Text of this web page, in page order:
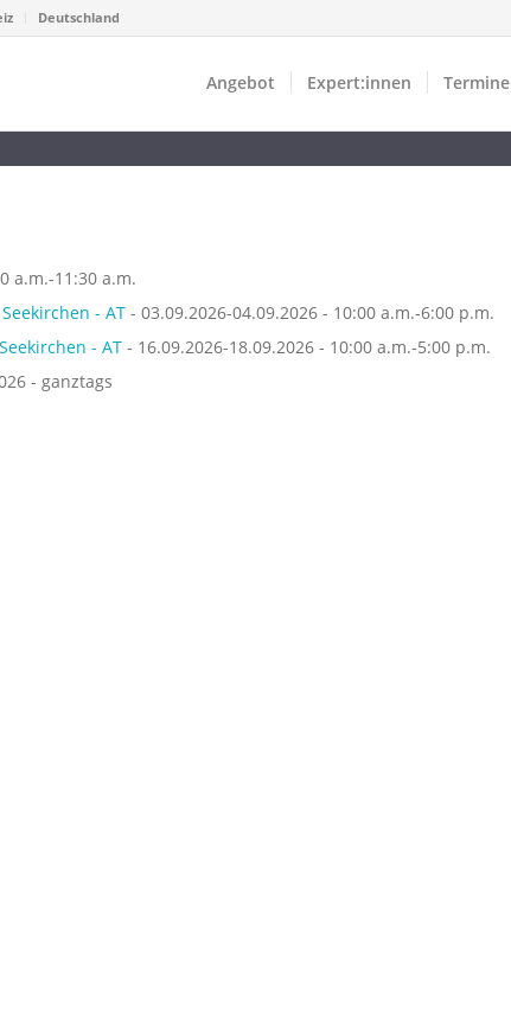
Deutschland
Angebot Expert:innen Termine
a.m.-11:30 a.m.
- AT - 03.09.2026-04.09.2026 - 10:00 a.m.-6:00 p.m.
- AT - 16.09.2026-18.09.2026 - 10:00 a.m.-5:00 p.m.
- ganztags